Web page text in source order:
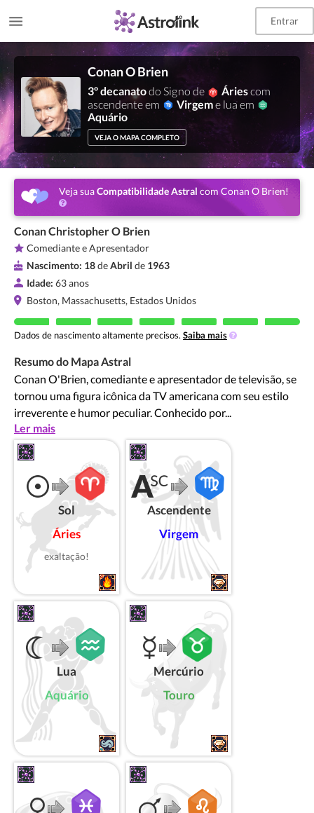
Entrar
Conan O Brien
3º decanatodo Signo de Áriescom
ascendente em
Virgeme lua em
Aquário
VEJA O MAPA COMPLETO
Veja suaCompatibilidade Astral com Conan O Brien!
Conan Christopher O Brien
Comediante e Apresentador
Nascimento: 18deAbril de 1963
Idade: 63 anos
Boston, Massachusetts, Estados Unidos
Dados de nascimento altamente precisos. Saiba mais
Resumo do Mapa Astral
Conan O'Brien, comediante e apresentador de televisão, se
tornou uma figura icônica da TV americana com seu estilo
irreverente e humor peculiar. Conhecido por...
Ler mais
Sol
Áries
exaltação!
Ascendente
Virgem
Lua
Aquário
Mercúrio
Touro